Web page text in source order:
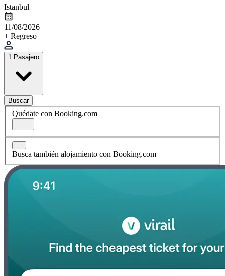
Istanbul
11/08/2026
+ Regreso
1 Pasajero
Buscar
Quédate con Booking.com
Busca también alojamiento con Booking.com